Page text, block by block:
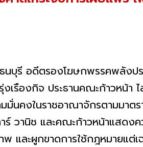
บุรี อดีตรองโฆษกพรรคพลังปร
เรืองกิจ ประธานคณะก้าวหน้า
มมั่นคงในราชอาณาจักรตามมาต
วานิช และคณะก้าวหน้าแสดง
และผูกขาดการใช้กฎหมายแต่เ